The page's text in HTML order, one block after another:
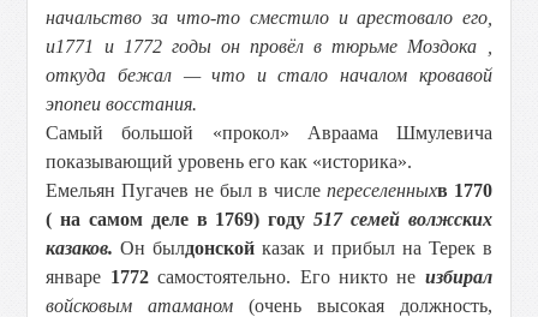
начальство за что-то сместило и арестовало его,
и1771 и 1772 годы он провёл в тюрьме Моздока
откуда бежал — что и стало началом кровавой
эпопеи восстания.
Самый большой «прокол» Авраама Шмулевича
показывающий уровень его как «историка».
Емельян Пугачев не был в числе переселенныхв 1770
( на самом деле в 1769) году 517 семей волжских
казаков.Он былдонской казак и прибыл на Терек в
январе 1772самостоятельно. Его никто не избирал
войсковым атаманом (очень высокая должность,